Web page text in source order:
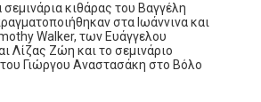
κιθάρας του Βαγγέλη
στα Ιωάννινα και
Walker, των Ευάγγελου
Λίζας Ζώη και το σεμινάριο
Γιώργου Αναστασάκη στο Βόλο